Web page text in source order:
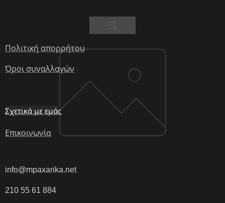
Πολιτική απορρήτου
Όροι συναλλαγών
Σχετικά με εμάς
Επικοινωνία
info@mpaxarika.net
210 55 61 884